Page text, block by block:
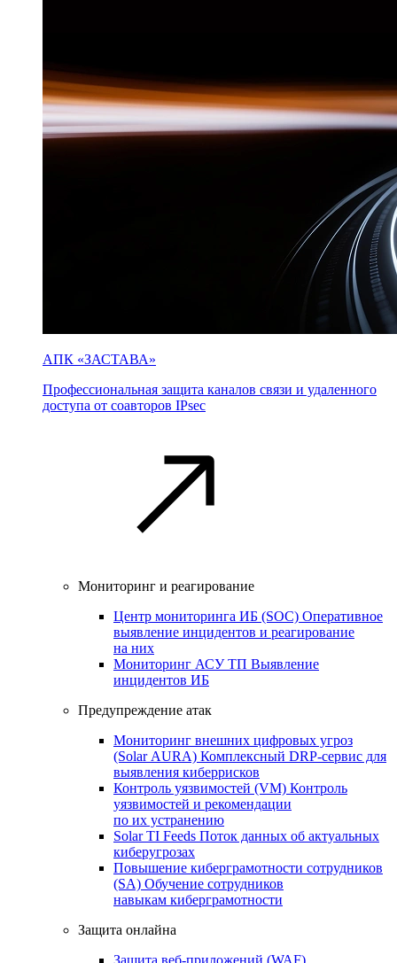
АПК «ЗАСТАВА»
Профессиональная защита каналов связи и удаленного
доступа от соавторов IPsec
Мониторинг и реагирование
Центр мониторинга ИБ (SOC) Оперативное
выявление инцидентов и реагирование
на них
Мониторинг АСУ ТП Выявление
инцидентов ИБ
Предупреждение атак
Мониторинг внешних цифровых угроз
(Solar AURA) Комплексный DRP-сервис для
выявления киберрисков
Контроль уязвимостей (VM) Контроль
уязвимостей и рекомендации
по их устранению
Solar TI Feeds Поток данных об актуальных
киберугрозах
Повышение киберграмотности сотрудников
(SA) Обучение сотрудников
навыкам киберграмотности
Защита онлайна
Защита веб-приложений (WAF)